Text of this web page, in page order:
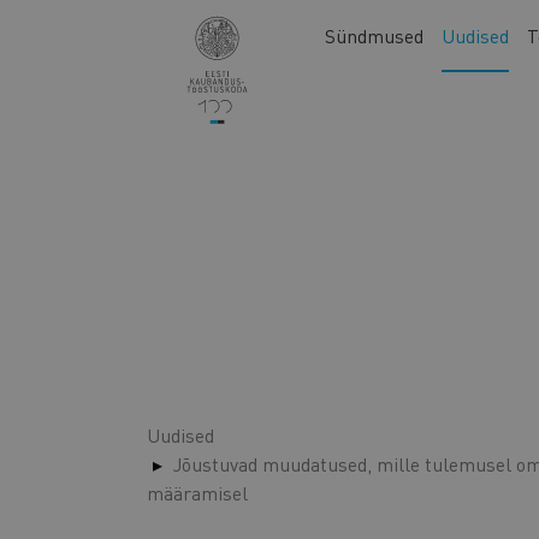
Main
navigation
Sündmused Uudised
Uudised
Jõustuvad muudatused, mille tulemusel
määramisel